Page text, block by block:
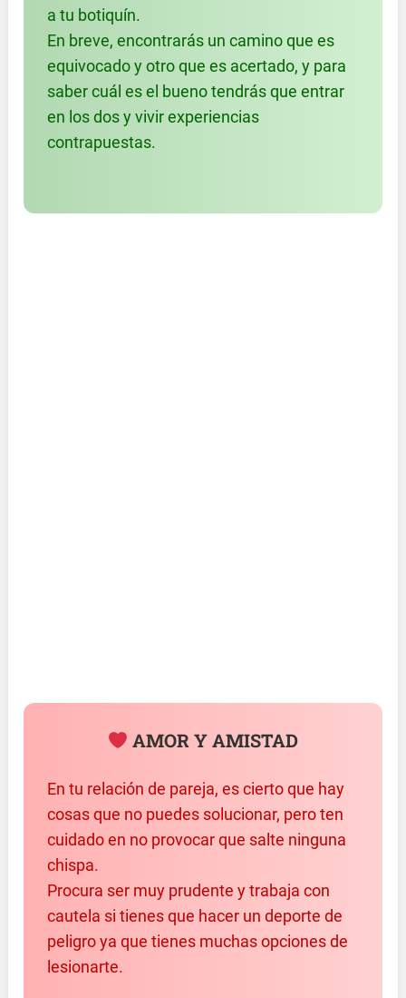
a tu botiquín.
En breve, encontrarás un camino que es
equivocado y otro que es acertado, y para
saber cuál es el bueno tendrás que entrar
en los dos y vivir experiencias
contrapuestas.
AMOR Y AMISTAD
En tu relación de pareja, es cierto que hay
cosas que no puedes solucionar, pero ten
cuidado en no provocar que salte ninguna
chispa.
Procura ser muy prudente y trabaja con
cautela si tienes que hacer un deporte de
peligro ya que tienes muchas opciones de
lesionarte.